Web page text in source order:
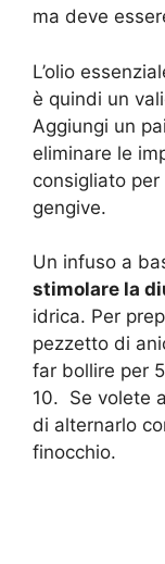
ma deve
L’olio
è quindi un
Aggiungi un
eliminare le
consigliato
gengive.
Un infuso a
stimolare la
idrica. Per
pezzetto di
far bollire per
10. Se volete
di alternarlo
finocchio.